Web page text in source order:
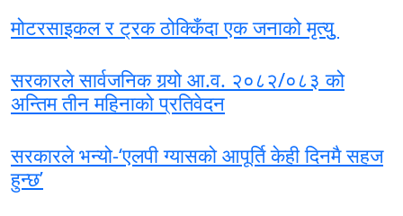
मोटरसाइकल र ट्रक ठोक्किँदा एक जनाको मृत्युु
सरकारले सार्वजनिक गर्‍यो आ.व. २०८२/०८३ को
अन्तिम तीन महिनाको प्रतिवेदन
सरकारले भन्यो-‘एलपी ग्यासको आपूर्ति केही दिनमै सहज
हुन्छ’